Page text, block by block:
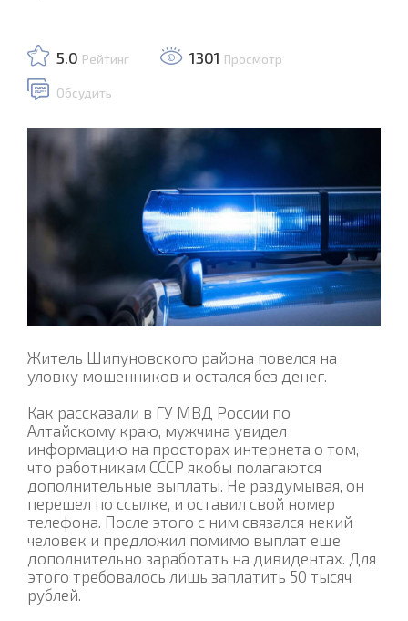
5.0 Рейтинг 1301 Просмотр
Обсудить
Житель Шипуновского района повелся на
уловку мошенников и остался без денег.
Как рассказали в ГУ МВД России по
Алтайскому краю, мужчина увидел
информацию на просторах интернета о том,
что работникам СССР якобы полагаются
дополнительные выплаты. Не раздумывая, он
перешел по ссылке, и оставил свой номер
телефона. После этого с ним связался некий
человек и предложил помимо выплат еще
дополнительно заработать на дивидентах. Для
этого требовалось лишь заплатить 50 тысяч
рублей.